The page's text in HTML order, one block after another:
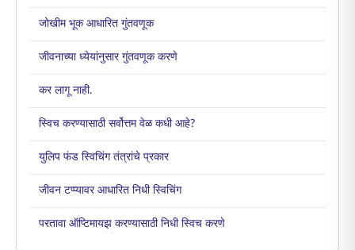
जोखीम भूक आधारित गुंतवणूक
जीवनाच्या ध्येयांनुसार गुंतवणूक करणे
कर लागू नाही.
स्विच करण्यासाठी सर्वोत्तम वेळ कधी आहे?
युलिप फंड स्विचिंग तंत्रांचे प्रकार
जीवन टप्प्यावर आधारित निधी स्विचिंग
परतावा ऑप्टिमायझ करण्यासाठी निधी स्विच करणे